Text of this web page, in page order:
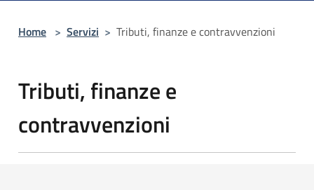
Home > Servizi > Tributi, finanze e contravvenzioni
Tributi, finanze e
contravvenzioni